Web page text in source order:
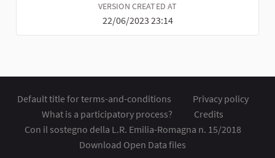
VERSION CREATED AT
22/06/2023 23:14
Default title for terms-and-conditions
Privacy policy
What is a participatory process?
Credits
Con il sostegno della L.R. Emilia-Romagna n. 15/2018
Download Open Data files